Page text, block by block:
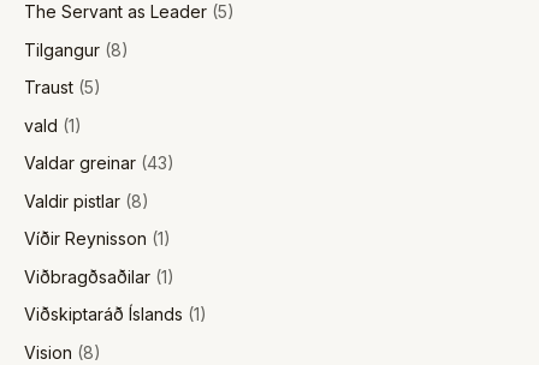
The Servant as Leader (5)
Tilgangur (8)
Traust (5)
vald (1)
Valdar greinar (43)
Valdir pistlar (8)
Víðir Reynisson (1)
Viðbragðsaðilar (1)
Viðskiptaráð Íslands (1)
Vision (8)